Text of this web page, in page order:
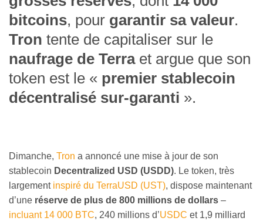
bitcoins, pour garantir sa valeur.
Tron tente de capitaliser sur le
naufrage de Terraet argue que son
token est le « premier stablecoin
décentralisé sur-garanti ».
Dimanche, Tron a annoncé une mise à jour de son
stablecoin Decentralized USD (USDD). Le token, très
largement inspiré du TerraUSD (UST), dispose maintenant
d’une réserve de plus de 800 millions de dollars –
incluant 14 000 BTC, 240 millions d’USDC et 1,9 milliard